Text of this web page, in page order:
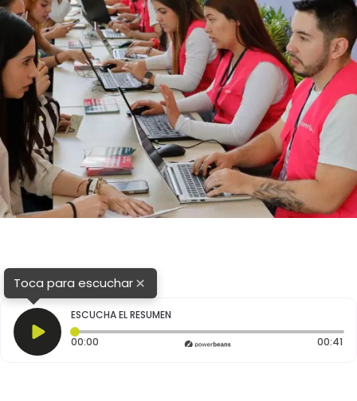
Toca para escuchar×
ESCUCHA EL RESUMEN
00:00 Tiempo transcurrido: 0 segundos 00:41